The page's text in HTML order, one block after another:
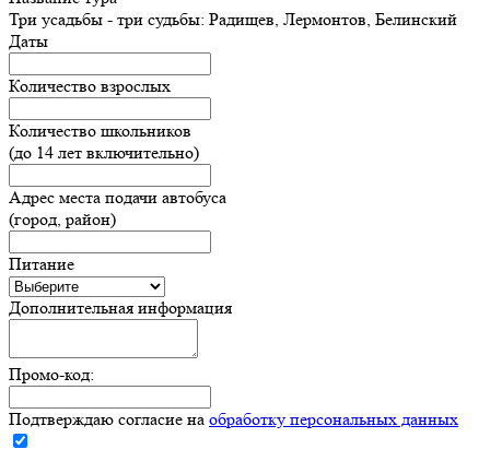
Три усадьбы - три судьбы: Радищев, Лермонтов, Белинский
Даты
Количество взрослых
Количество школьников
(до 14 лет включительно)
Адрес места подачи автобуса
(город, район)
Питание
Дополнительная информация
Промо-код:
Подтверждаю согласие на обработку персональных данных